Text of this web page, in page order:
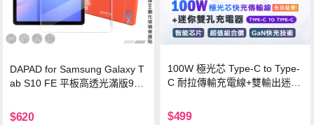
DAPAD for Samsung Galaxy T
ab S10 FE 平板高透光滿版9H
$620
100W 極光芯 Type-C to Type-
C 耐拉傳輸充電線+雙輸出迷你
$499